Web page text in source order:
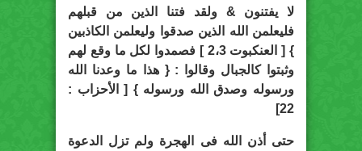
لا يفتنون & ولقد فتنا الذين من قبلهم
فليعلمن الله الذين صدقوا وليعلمن الكاذبين
} [ العنكبوت 2،3 ] فصمدوا لكل ما وقع لهم
وثبتوا كالجبال وقالوا : { هذا ما وعدنا الله
ورسوله وصدق الله ورسوله } [ الأحزاب :
22]
حتى أذن الله فى الهجرة ولم تزل الدعوة